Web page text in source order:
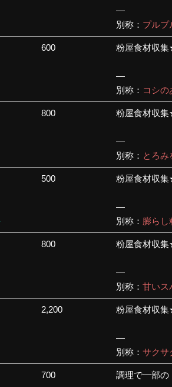
—
別称： プルプ
600 粉屋食材収
—
別称： コシの
800 粉屋食材収
—
別称： とろみ
500 粉屋食材収集
—
別称： 膨らし
800 粉屋食材収集
—
別称：甘いス
2,200 粉屋食材収
—
別称：サクサ
700 調理で一部の